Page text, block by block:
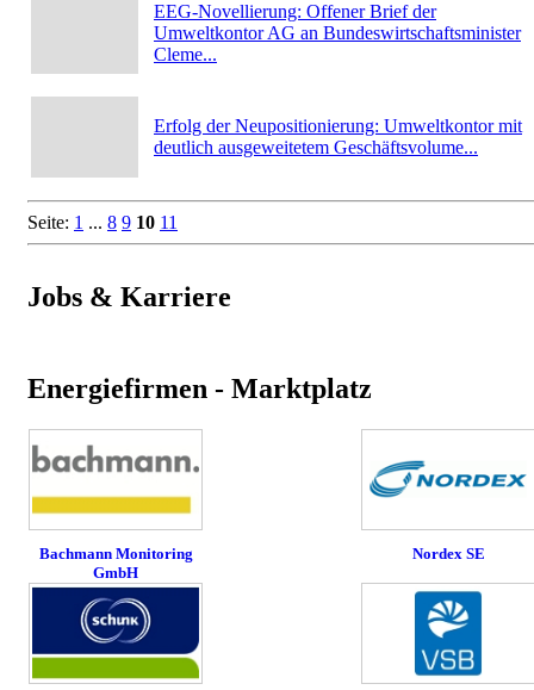
EEG-Novellierung: Offener Brief der
Umweltkontor AG an Bundeswirtschaftsminister
Cleme...
Erfolg der Neupositionierung: Umweltkontor mit
deutlich ausgeweitetem Geschäftsvolume...
Seite: 1 ... 8 9 10 11
Jobs & Karriere
Energiefirmen - Marktplatz
Bachmann Monitoring
GmbH
Nordex SE